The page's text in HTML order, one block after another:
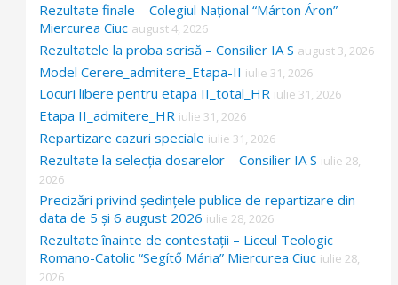
Rezultate finale – Colegiul Național “Márton Áron”
Miercurea Ciuc august 4, 2026
Rezultatele la proba scrisă – Consilier IA S august 3, 2026
Model Cerere_admitere_Etapa-II iulie 31, 2026
Locuri libere pentru etapa II_total_HR iulie 31, 2026
Etapa II_admitere_HR iulie 31, 2026
Repartizare cazuri speciale iulie 31, 2026
Rezultate la selecția dosarelor – Consilier IA S iulie 28,
2026
Precizări privind ședințele publice de repartizare din
data de 5 și 6 august 2026 iulie 28, 2026
Rezultate înainte de contestații – Liceul Teologic
Romano-Catolic “Segítő Mária” Miercurea Ciuc iulie 28,
2026